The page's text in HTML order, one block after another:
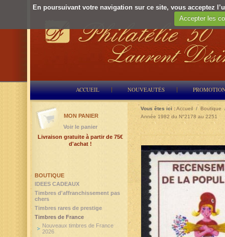
En poursuivant votre navigation sur ce site, vous acceptez
Accepter les
ACCUEIL NOUVEAUTÉS
Vous êtes ici :Accueil / Boutique
Année 1982 du N°2178 au 2251
BOUTIQUE
IDEES CADEAUX
Timbres d'affranchissement pas
chers
Timbres rares de prestige
Timbres de France
Nouveaux timbres de France
2026
MON PANIER
Voir le panier
Livraison gratuite à partir de 75€
d'achat !